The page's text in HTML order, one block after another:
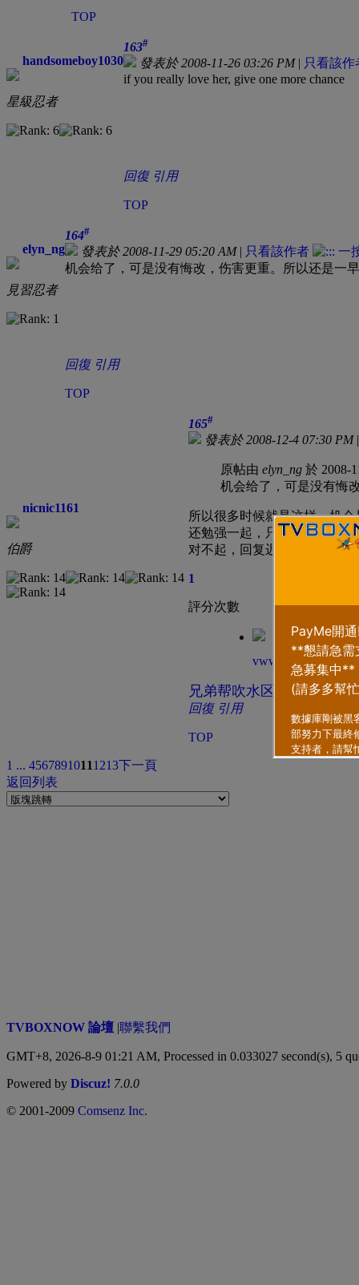
TOP
handsomeboy1030
星級忍者
163#
發表於 2008-11-26 03:26 PM| 只看該作
if you really love her, give one more chance
回復 引用
TOP
elyn_ng
見習忍者
164#
發表於 2008-11-29 05:20 AM| 只看該作者
机会给了，可是没有悔改，伤害更重。所以还是一
回復 引用
TOP
nicnic1161
伯爵
165#
發表於 2008-12-4 07:30 PM
原帖由 elyn_ng 於 2008-
机会给了，可是没有悔
所以很多时候就是这样，机
还勉强一起，只会让大家都辛
对不起，回复迟了
1
評分次數
vwwo
兄弟帮吹水区
回復 引用
TOP
1 ... 45678910111213下一頁
返回列表
TVBOXNOW 論壇 |聯繫我們
GMT+8, 2026-8-9 01:21 AM, Processed in 0.033027 second(s), 5
Powered by Discuz! 7.0.0
© 2001-2009 Comsenz Inc.